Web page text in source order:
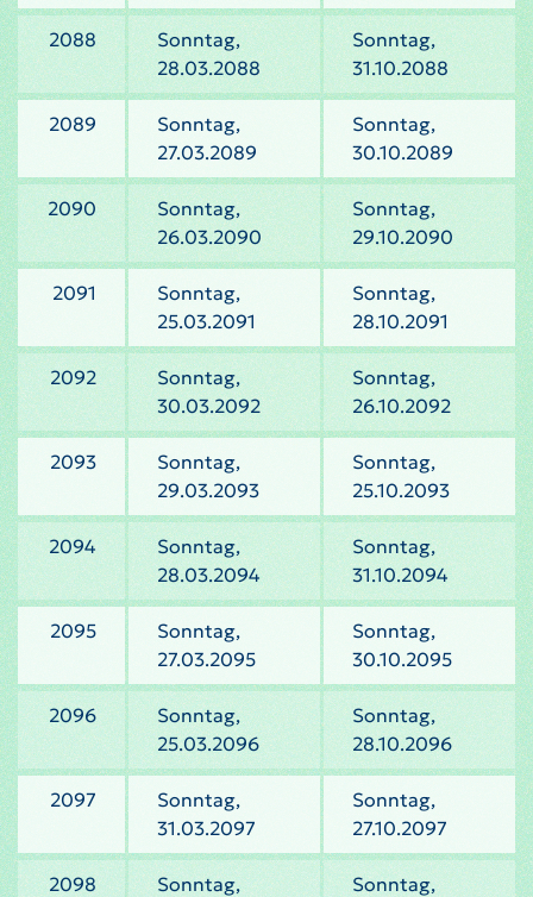
2088
Sonntag,
28.03.2088
Sonntag,
31.10.2088
2089
Sonntag,
27.03.2089
Sonntag,
30.10.2089
2090
Sonntag,
26.03.2090
Sonntag,
29.10.2090
2091
Sonntag,
25.03.2091
Sonntag,
28.10.2091
2092
Sonntag,
30.03.2092
Sonntag,
26.10.2092
2093
Sonntag,
29.03.2093
Sonntag,
25.10.2093
2094
Sonntag,
28.03.2094
Sonntag,
31.10.2094
2095
Sonntag,
27.03.2095
Sonntag,
30.10.2095
2096
Sonntag,
25.03.2096
Sonntag,
28.10.2096
2097
Sonntag,
31.03.2097
Sonntag,
27.10.2097
2098
Sonntag,
Sonntag,